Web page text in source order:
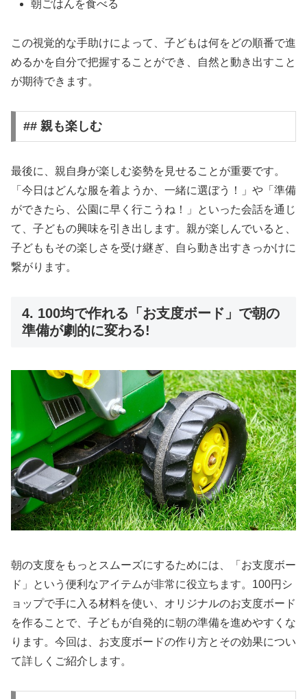
朝ごはんを食べる
この視覚的な手助けによって、子どもは何をどの順番で進
めるかを自分で把握することができ、自然と動き出すこと
が期待できます。
## 親も楽しむ
最後に、親自身が楽しむ姿勢を見せることが重要です。
「今日はどんな服を着ようか、一緒に選ぼう！」や「準備
ができたら、公園に早く行こうね！」といった会話を通じ
て、子どもの興味を引き出します。親が楽しんでいると、
子どももその楽しさを受け継ぎ、自ら動き出すきっかけに
繋がります。
4. 100均で作れる「お支度ボード」で朝の
準備が劇的に変わる!
朝の支度をもっとスムーズにするためには、「お支度ボー
ド」という便利なアイテムが非常に役立ちます。100円シ
ョップで手に入る材料を使い、オリジナルのお支度ボード
を作ることで、子どもが自発的に朝の準備を進めやすくな
ります。今回は、お支度ボードの作り方とその効果につい
て詳しくご紹介します。